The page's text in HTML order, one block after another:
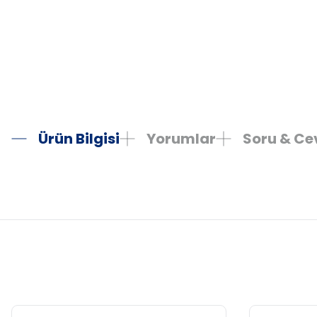
Ürün Bilgisi Yorumlar Soru &